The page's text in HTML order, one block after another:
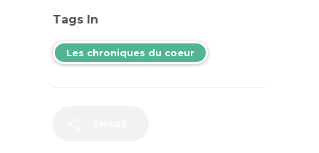
Tags In
Les chroniques du coeur